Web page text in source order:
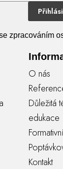
zpracováním
O nás
Důležitá
edukace
Kontakt